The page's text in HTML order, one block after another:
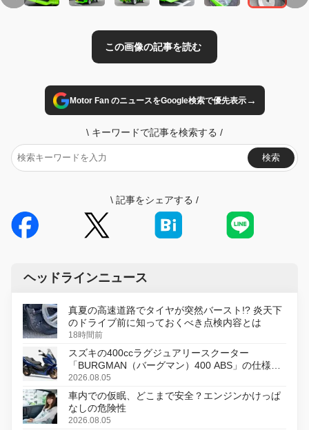
Motor Fan のニュースをGoogle検索で優先表示→
\ キーワードで記事を検索する /
検索
\ 記事をシェアする /
ヘッドラインニュース
真夏の高速道路でタイヤが突然バースト!? 炎天下
のドライブ前に知っておくべき点検内容とは
18時間前
スズキの400ccラグジュアリースクーター
「BURGMAN（バーグマン）400 ABS」の仕様を
変更し、8月18日に発売
2026.08.05
車内での仮眠、どこまで安全？エンジンかけっぱ
なしの危険性
2026.08.05